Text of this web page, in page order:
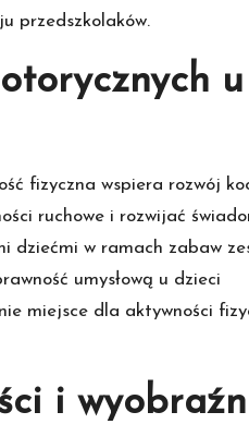
przedszkolaków.
u
fizyczna wspiera rozwój
ruchowe i rozwijać
dziećmi w ramach zabaw
umysłową u dzieci
miejsce dla aktywności
i